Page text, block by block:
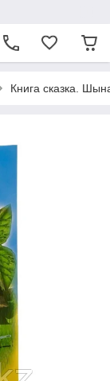
Книга сказка.